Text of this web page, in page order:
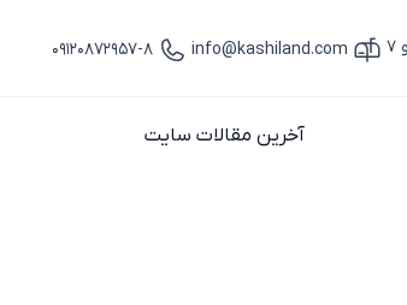
آیکون ایمیل
info@kashiland.com
آیکون تماس
09120872957-8
آخرین مقالات سایت